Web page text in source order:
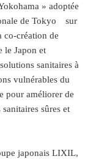
» adoptée
de Tokyo sur
co-création de
le Japon et
sanitaires à
vulnérables du
pour améliorer de
sûres et
japonais LIXIL,